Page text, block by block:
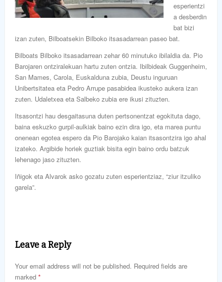
esperientzi
a desberdin
bat bizi
izan zuten, Bilboatsekin Bilboko itsasadarrean paseo bat.
Bilboats Bilboko itsasadarrean zehar 60 minutuko ibilaldia da. Pio
Barojaren ontziralekuan hartu zuten ontzia. Ibilbideak Guggenheim,
San Mames, Carola, Euskalduna zubia, Deustu inguruan
Unibertsitatea eta Pedro Arrupe pasabidea ikusteko aukera izan
zuten. Udaletxea eta Salbeko zubia ere ikusi zituzten.
Itsasontzi hau desgaitasuna duten pertsonentzat egokituta dago,
baina eskuzko gurpil-aulkiak baino ezin dira igo, eta marea puntu
onenean egotea espero da Pio Barojako kaian itsasontzira igo ahal
izateko. Argibide horiek guztiak bisita egin baino ordu batzuk
lehenago jaso zituzten.
Iñigok eta Alvarok asko gozatu zuten esperientziaz, “ziur itzuliko
garela”.
Leave a Reply
Your email address will not be published. Required fields are
marked *